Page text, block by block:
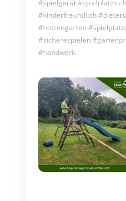
#spielgerät
#kinderfreundlich
#holzimgarten
#sicherespielen
#handwerk